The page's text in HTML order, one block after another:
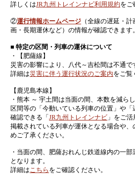
詳しくはJR九州トレインナビ利用規約をご
②運行情報ホームページ （全線の遅延・
画・長期運休など）の情報が確認できます。
■ 特定の区間・列車の運休について
・【肥薩線】
災害の影響により、八代～吉松間は不通で
詳細は災害に伴う運行状況のご案内をご覧
【鹿児島本線】
・熊本 ～ 宇土間は当面の間、本数を減ら
区間等の「今動いている列車の位置」や
確認できる「JR九州トレインナビ 」をご活
掲載されている列車が運休となる場合や
めご了承ください。
・当面の間、肥薩おれんじ鉄道線内の一
となります。
詳細はこちら をご確認ください。